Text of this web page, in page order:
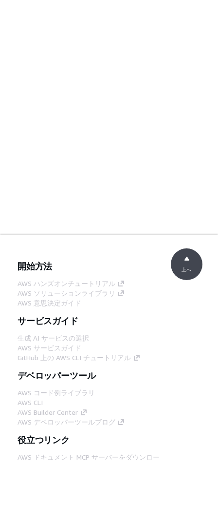
開始方法
AWS ハンズオンチュートリアル
AWS ソリューションライブラリ
AWS 意思決定ガイド
サービスガイド
生成 AI サービスの選択
AWS サービスガイド
GitHub 上の AWS CLI チュートリアル
デベロッパーツール
AWS コード例ライブラリ
AWS CLI
AWS Builder Center
AWS デベロッパーツールブログ
役立つリンク
AWS ドキュメント MCP サーバーをダウンロー
上へ